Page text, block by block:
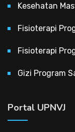
Kesehatan
Fisioterapi
Fisioterapi
Gizi Program
Portal UPNVJ